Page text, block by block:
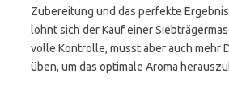
Zubereitung und das perfekte
lohnt sich der Kauf einer
volle Kontrolle, musst aber auch mehr
üben, um das optimale Aroma